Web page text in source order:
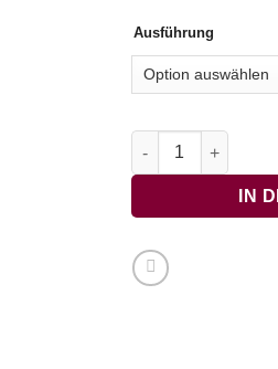
Ausführung
Ja grün is die
IN